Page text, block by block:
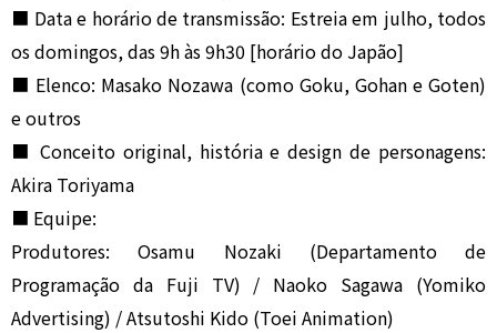
■ Data e horário de transmissão: Estreia em julho, todos
os domingos, das 9h às 9h30 [horário do Japão]
■ Elenco: Masako Nozawa (como Goku, Gohan e Goten)
e outros
■ Conceito original, história e design de personagens:
Akira Toriyama
■ Equipe:
Produtores: Osamu Nozaki (Departamento de
Programação da Fuji TV) / Naoko Sagawa (Yomiko
Advertising) / Atsutoshi Kido (Toei Animation)